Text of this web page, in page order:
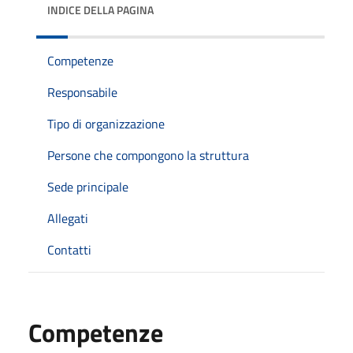
INDICE DELLA PAGINA
Competenze
Responsabile
Tipo di organizzazione
Persone che compongono la struttura
Sede principale
Allegati
Contatti
Competenze